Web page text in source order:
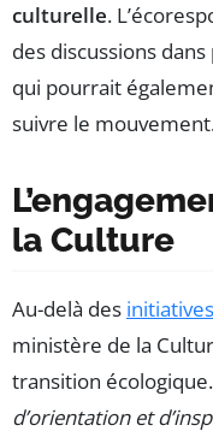
culturelle.
des discussions
qui pourrait
suivre le
la Culture
Au-delà des
ministère de la
transition
d’orientation et